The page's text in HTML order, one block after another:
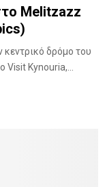
Melitzazz
κεντρικό δρόμο του
Kynouria,...